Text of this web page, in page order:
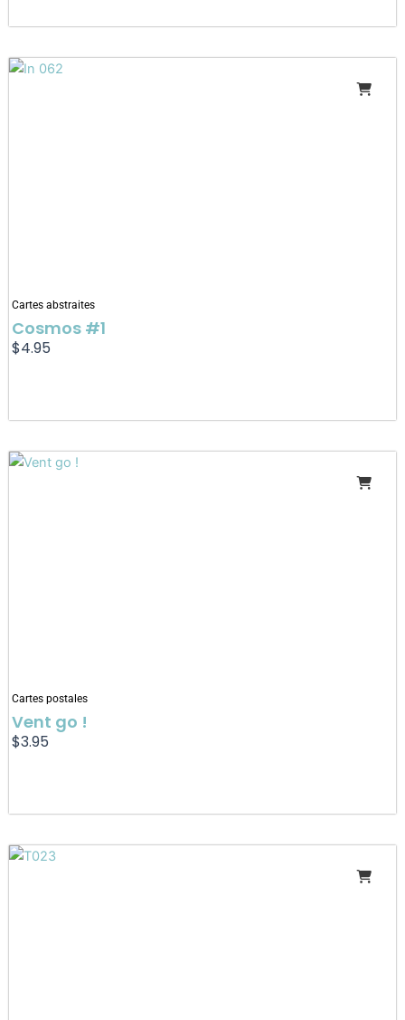
Cartes abstraites
Cosmos #1
$4.95
Cartes postales
Vent go !
$3.95